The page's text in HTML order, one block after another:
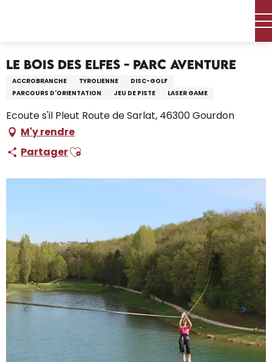
Le Bois des Elfes - Parc Aventure
ACCROBRANCHE TYROLIENNE
DISC-GOLF
PARCOURS D'ORIENTATION
JEU DE PISTE LASER GAME
Ecoute s'il Pleut Route de Sarlat, 46300 Gourdon
M'y rendre
PartagerAjouter aux favoris